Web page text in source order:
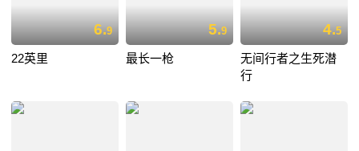
6.9
22英里
5.9
最长一枪
4.5
无间行者之生死潜
行